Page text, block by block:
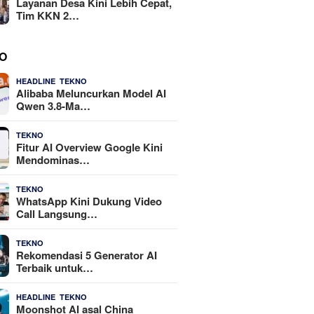
Tim KKN 2…
HEADLINE ,TEKNO
Alibaba Meluncurkan Model AI
Qwen 3.8-Ma…
TEKNO
Fitur AI Overview Google Kini
Mendominas…
TEKNO
WhatsApp Kini Dukung Video
Call Langsung…
TEKNO
Rekomendasi 5 Generator AI
Terbaik untuk…
HEADLINE ,TEKNO
Moonshot AI asal China